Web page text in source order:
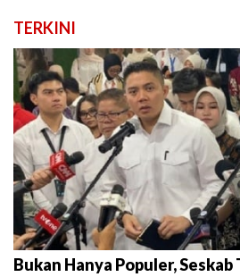
TERKINI
Bukan Hanya Populer, Seskab